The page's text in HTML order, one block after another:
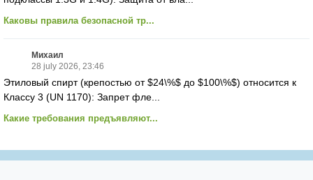
Каковы правила безопасной тр...
Михаил
28 july 2026, 23:46
Этиловый спирт (крепостью от $24\%$ до $100\%$) относится к
Классу 3 (UN 1170): Запрет фле...
Какие требования предъявляют...